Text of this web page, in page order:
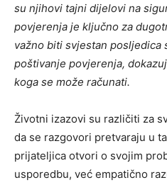
su njihovi tajni dijelovi na
povjerenja je ključno za
važno biti svjestan posljedica
poštivanje povjerenja,
koga se može računati.
Životni izazovi su različiti za
da se razgovori pretvaraju u
prijateljica otvori o svojim
usporedbu, već empatično